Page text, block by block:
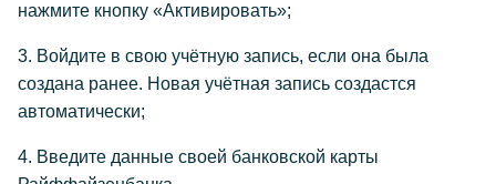
нажмите кнопку «Активировать»;
3. Войдите в свою учётную запись, если она была
создана ранее. Новая учётная запись создастся
автоматически;
4. Введите данные своей банковской карты